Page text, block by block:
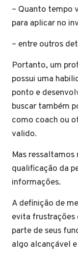
– Quanto tempo
para aplicar no
– entre outros
Portanto, um
possui uma
ponto e
buscar também
como coach ou
valido.
Mas
qualificação da
informações.
A definição de
evita frustrações
parte de seus
algo alcançável